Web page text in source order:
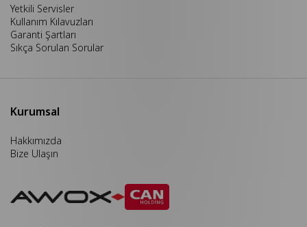
Yetkili Servisler
Kullanım Kılavuzları
Garanti Şartları
Sıkça Sorulan Sorular
Kurumsal
Hakkımızda
Bize Ulaşın